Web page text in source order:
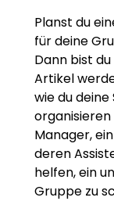
Planst du
für deine
Dann bist
Artikel
wie du
organisieren
Manager,
deren
helfen, ein
Gruppe zu